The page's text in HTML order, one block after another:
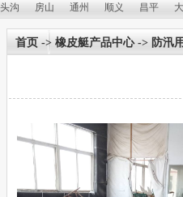
房山 通州 顺义 昌平 大兴
首页 -> 橡皮艇产品中心-> 防汛